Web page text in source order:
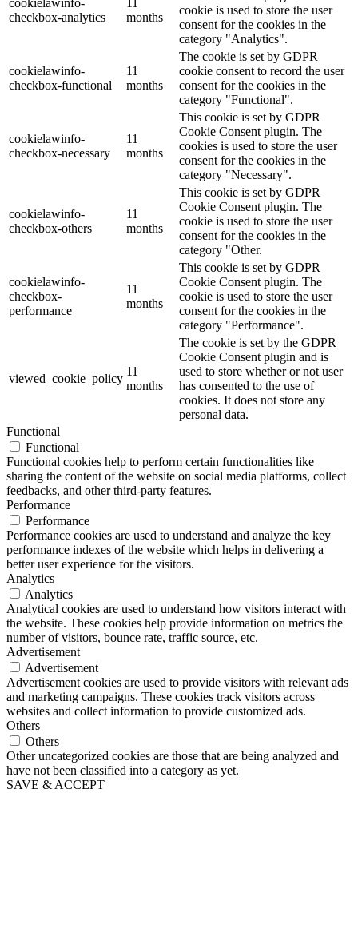
cookielawinfo-
checkbox-analytics
11
months
cookie is used to store the user
consent for the cookies in the
category "Analytics".
cookielawinfo-
checkbox-functional
11
months
The cookie is set by GDPR
cookie consent to record the user
consent for the cookies in the
category "Functional".
cookielawinfo-
checkbox-necessary
11
months
This cookie is set by GDPR
Cookie Consent plugin. The
cookies is used to store the user
consent for the cookies in the
category "Necessary".
cookielawinfo-
checkbox-others
11
months
This cookie is set by GDPR
Cookie Consent plugin. The
cookie is used to store the user
consent for the cookies in the
category "Other.
cookielawinfo-
checkbox-
performance
11
months
This cookie is set by GDPR
Cookie Consent plugin. The
cookie is used to store the user
consent for the cookies in the
category "Performance".
viewed_cookie_policy
11
months
The cookie is set by the GDPR
Cookie Consent plugin and is
used to store whether or not user
has consented to the use of
cookies. It does not store any
personal data.
Functional
Functional
Functional cookies help to perform certain functionalities like
sharing the content of the website on social media platforms, collect
feedbacks, and other third-party features.
Performance
Performance
Performance cookies are used to understand and analyze the key
performance indexes of the website which helps in delivering a
better user experience for the visitors.
Analytics
Analytics
Analytical cookies are used to understand how visitors interact with
the website. These cookies help provide information on metrics the
number of visitors, bounce rate, traffic source, etc.
Advertisement
Advertisement
Advertisement cookies are used to provide visitors with relevant ads
and marketing campaigns. These cookies track visitors across
websites and collect information to provide customized ads.
Others
Others
Other uncategorized cookies are those that are being analyzed and
have not been classified into a category as yet.
SAVE & ACCEPT